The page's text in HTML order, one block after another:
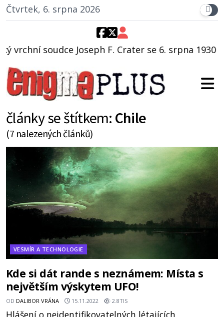
Čtvrtek, 6. srpna 2026
Crater se 6. srpna 1930 navečeří ve své
články se štítkem: Chile
(7 nalezených článků)
VESMÍR A TECHNOLOGIE
Kde si dát rande s neznámem: Místa s
největším výskytem UFO!
OD DALIBOR VRÁNA 15.11.2022 2.8TIS
Hlášení o neidentifikovatelných létajících